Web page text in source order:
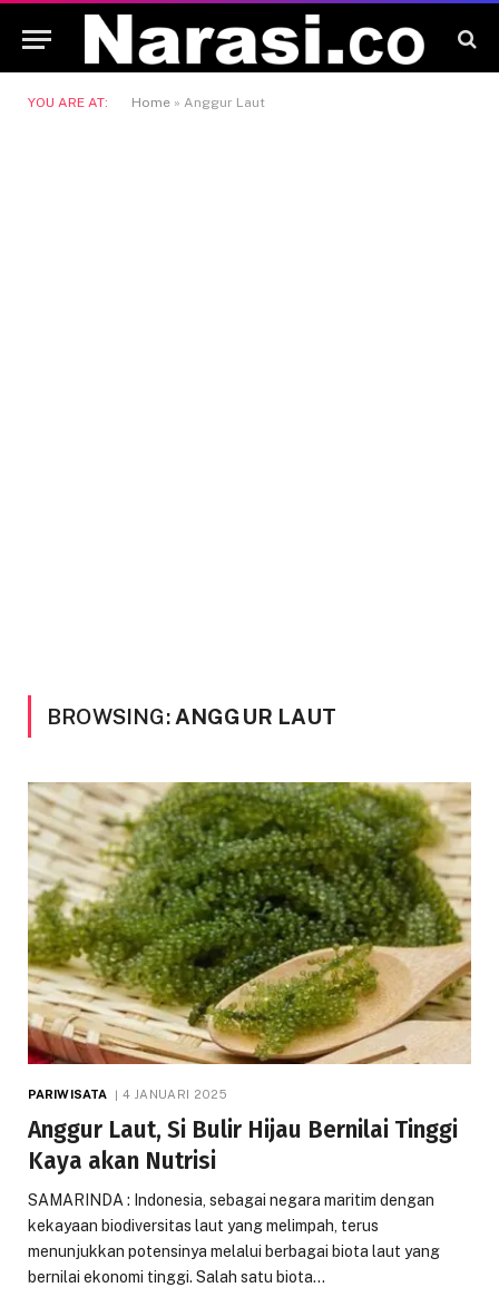
YOU ARE AT: Home » Anggur Laut
BROWSING: ANGGUR LAUT
PARIWISATA 4 JANUARI 2025
Anggur Laut, Si Bulir Hijau Bernilai Tinggi
Kaya akan Nutrisi
SAMARINDA : Indonesia, sebagai negara maritim dengan
kekayaan biodiversitas laut yang melimpah, terus
menunjukkan potensinya melalui berbagai biota laut yang
bernilai ekonomi tinggi. Salah satu biota…